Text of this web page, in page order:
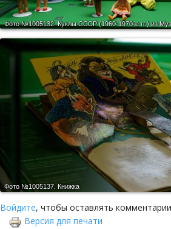
Фото №1005132.Куклы СССР (1960-1970-е гг.) из
Фото №1005137. Книжка
Войдите, чтобы оставлять комментарии
Версия для печати